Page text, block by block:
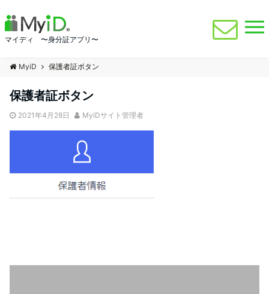
マイディ 〜身分証アプリ〜
MyiD 保護者証ボタン
保護者証ボタン
2021年4月28日 MyiDサイト管理者